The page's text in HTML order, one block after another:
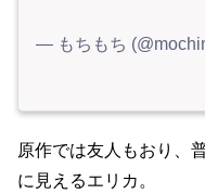
— もちもち
原作では友人もおり、
に見えるエリカ。